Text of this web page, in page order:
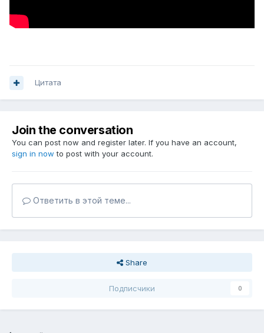
Цитата
Join the conversation
You can post now and register later. If you have an account,
sign in now to post with your account.
Ответить в этой теме...
Share
Подписчики 0